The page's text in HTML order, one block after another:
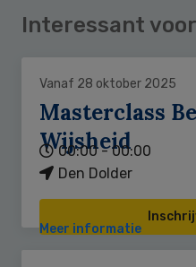
Interessant
Vanaf 28 oktober 2025
Masterclass
Wijsheid
00:00 - 00:00
Den Dolder
Meer informatie